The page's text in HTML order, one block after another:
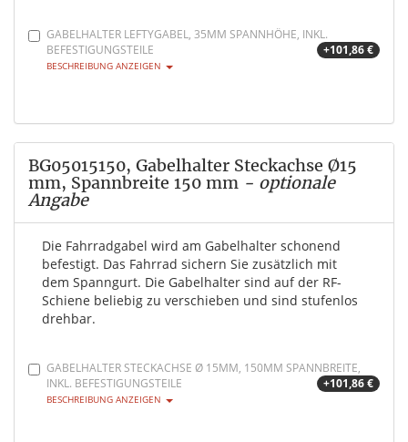
GABELHALTER LEFTYGABEL, 35MM SPANNHÖHE, INKL.
BEFESTIGUNGSTEILE
+101,86 €
BESCHREIBUNG ANZEIGEN
BG05015150, Gabelhalter Steckachse Ø15
mm, Spannbreite 150 mm - optionale
Angabe
Die Fahrradgabel wird am Gabelhalter schonend
befestigt. Das Fahrrad sichern Sie zusätzlich mit
dem Spanngurt. Die Gabelhalter sind auf der RF-
Schiene beliebig zu verschieben und sind stufenlos
drehbar.
GABELHALTER STECKACHSE Ø 15MM, 150MM SPANNBREITE,
INKL. BEFESTIGUNGSTEILE
+101,86 €
BESCHREIBUNG ANZEIGEN